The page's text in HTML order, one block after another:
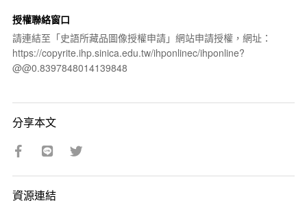
授權聯絡窗口
請連結至「史語所藏品圖像授權申請」網站申請授權，網址：
https://copyrite.ihp.sinica.edu.tw/ihponlinec/ihponline?
@@0.8397848014139848
分享本文
資源連結